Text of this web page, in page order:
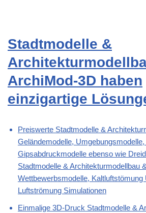
Stadtmodelle &
ArchiMod-3D haben
einzigartige
Preiswerte Stadtmodelle &
Geländemodelle,
Gipsabdruckmodelle ebenso wie
Stadtmodelle & Architekturmodellbau &
Wettbewerbsmodelle, Kaltluftstömung
Luftströmung Simulationen
Einmalige 3D-Druck Stadtmodelle &